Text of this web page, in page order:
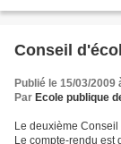
Conseil
Publié le 15/03/2009
Par Ecole publique
Le deuxième
Le compte-rendu est